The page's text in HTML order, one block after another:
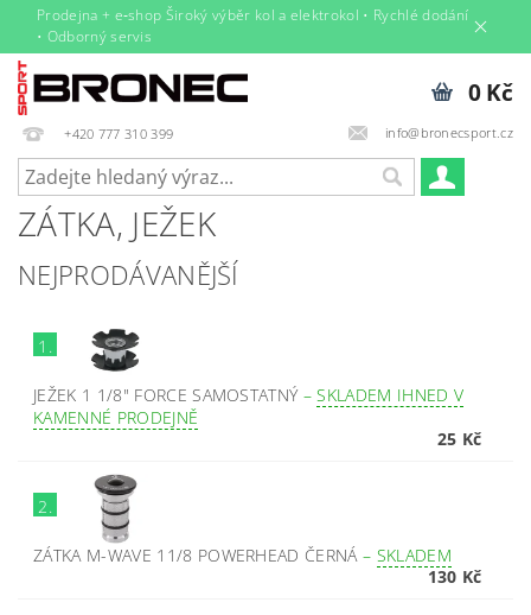
Prodejna + e‑shop Široký výběr kol a elektrokol • Rychlé dodání
• Odborný servis
+420 777 310 399 info@bronecsport.cz
0 Kč
ZÁTKA, JEŽEK
NEJPRODÁVANĚJŠÍ
1.
JEŽEK 1 1/8" FORCE SAMOSTATNÝ – SKLADEM IHNED V
KAMENNÉ PRODEJNĚ
25 Kč
2.
ZÁTKA M-WAVE 11/8 POWERHEAD ČERNÁ– SKLADEM
130 Kč